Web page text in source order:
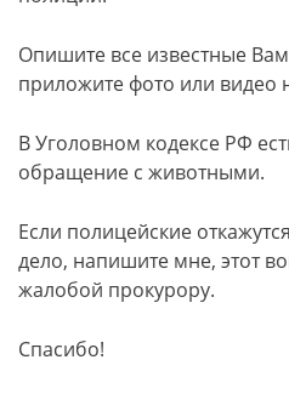
Опишите все известные
приложите фото или видео
В Уголовном кодексе РФ
обращение с животными.
Если полицейские
дело, напишите мне, этот
жалобой прокурору.
Спасибо!